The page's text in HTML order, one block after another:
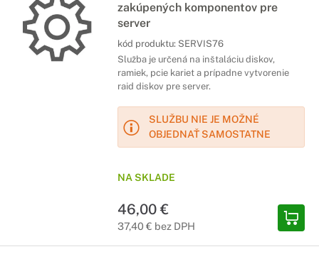
zakúpených komponentov pre
server
kód produktu: SERVIS76
Služba je určená na inštaláciu diskov,
ramiek, pcie kariet a prípadne vytvorenie
raid diskov pre server.
SLUŽBU NIE JE MOŽNÉ
OBJEDNAŤ SAMOSTATNE
NA SKLADE
46,00 €
37,40 € bez DPH